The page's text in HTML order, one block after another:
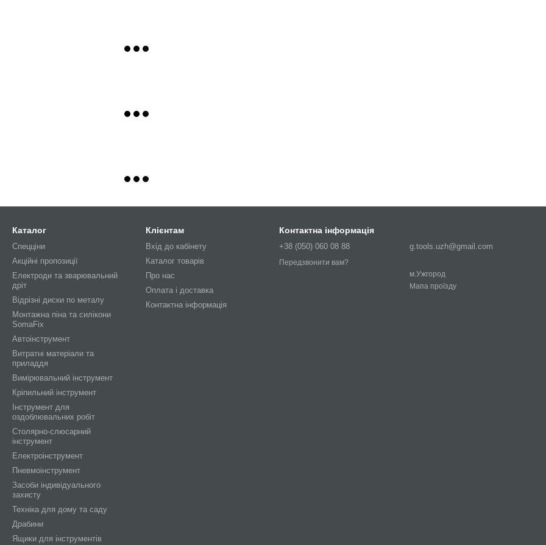
Каталог
Спецціни
Акційні пропозиції
Електроди та зварювальний
дріт
Відрізні диски по металу
Монтажна піна та силікони
SomaFix
Автоінструмент
Витратні матеріали та
приладдя
Вимірювальний інструмент
Кріпильний інструмент
Інструмент для
оздоблювальних робіт
Столярно-слюсарний
інструмент
Електроінструмент
Пневмоінструмент
Засоби індивідуального
захисту
Техніка для дому та саду
Драбини
Ящики для інструментів
Клієнтам
Вхід до кабінету
Каталог товарів
Про нас
Оплата і доставка
Контактна інформація
Контактна інформація
+38 (050) 060 08 88
Передзвонити вам?
g.tools.uzh@gmail.com
м.Ужгород
Мапа проїзду